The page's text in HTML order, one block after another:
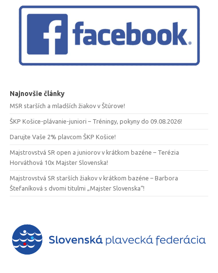
Najnovšie články
MSR starších a mladších žiakov v Štúrove!
ŠKP Košice-plávanie-juniori – Tréningy, pokyny do 09.08.2026!
Darujte Vaše 2% plavcom ŠKP Košice!
Majstrovstvá SR open a juniorov v krátkom bazéne – Terézia
Horváthová 10x Majster Slovenska!
Majstrovstvá SR starších žiakov v krátkom bazéne – Barbora
Štefaníková s dvomi titulmi „Majster Slovenska“!